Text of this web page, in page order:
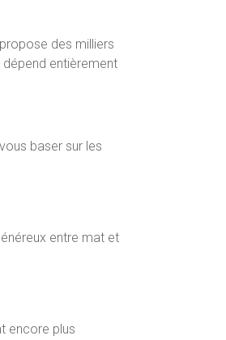
des milliers
entièrement
baser sur les
entre mat et
encore plus